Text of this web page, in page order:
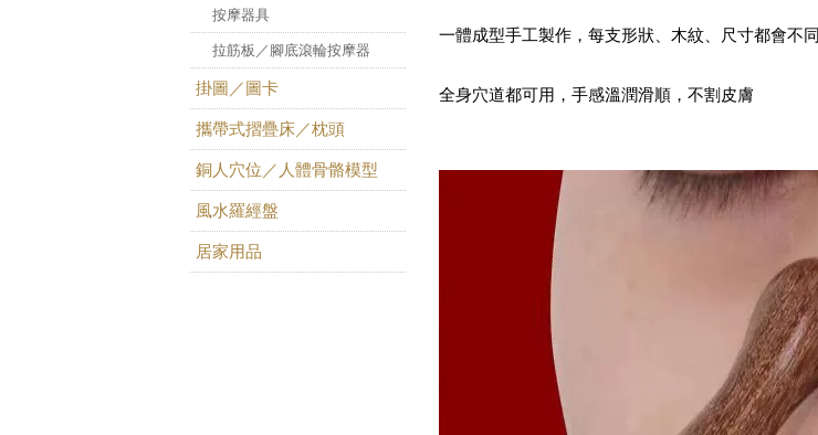
按摩器具
拉筋板／腳底滾輪按摩器
掛圖／圖卡
攜帶式摺疊床／枕頭
銅人穴位／人體骨骼模型
風水羅經盤
居家用品
一體成型手工製作，每支形狀、木紋、尺寸都會不同
全身穴道都可用，手感溫潤滑順，不割皮膚